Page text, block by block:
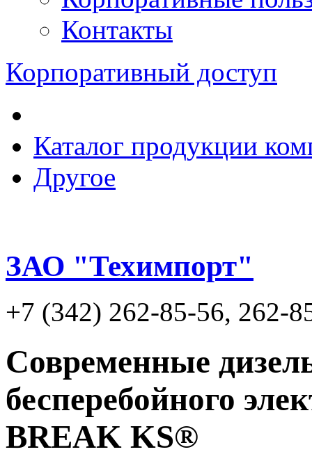
Контакты
Корпоративный доступ
Каталог продукции
Другое
ЗАО "Техимпорт"
+7 (342) 262-85-56, 262-
Современные
бесперебойного
BREAK KS®